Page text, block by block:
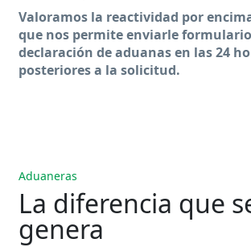
Valoramos la reactividad por
que nos permite enviarle
declaración de aduanas en las 24
posteriores a la solicitud.
Aduaneras
La diferencia que
genera